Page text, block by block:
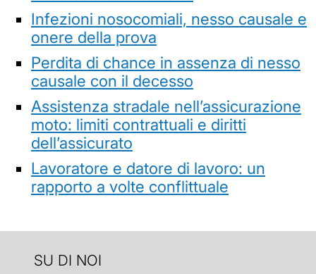
Infezioni nosocomiali, nesso causale e
onere della prova
Perdita di chance in assenza di nesso
causale con il decesso
Assistenza stradale nell’assicurazione
moto: limiti contrattuali e diritti
dell’assicurato
Lavoratore e datore di lavoro: un
rapporto a volte conflittuale
SU DI NOI